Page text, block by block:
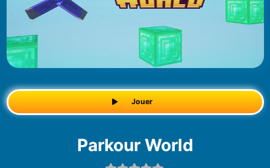
Jouer
Parkour World